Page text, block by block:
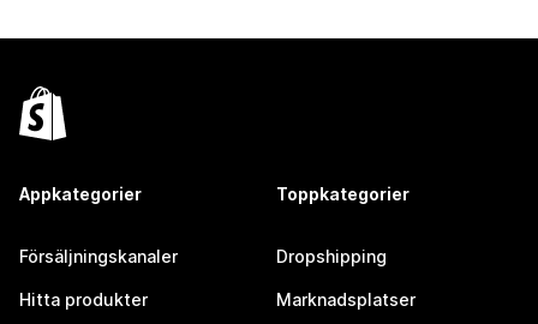
Appkategorier
Försäljningskanaler
Hitta produkter
Toppkategorier
Dropshipping
Marknadsplatser